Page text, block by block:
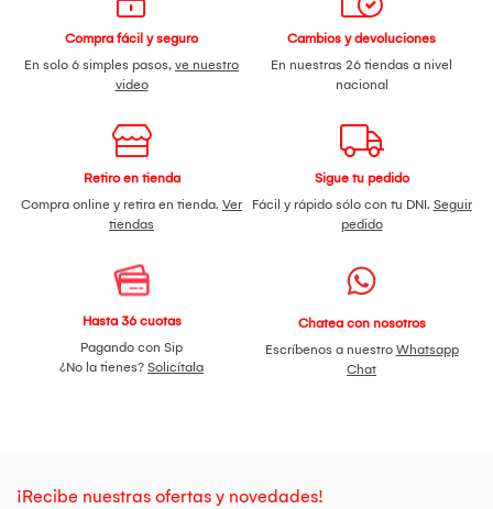
Compra fácil y seguro
En solo 6 simples pasos, ve nuestro
video
Cambios y devoluciones
En nuestras 26 tiendas a nivel
nacional
Retiro en tienda
Compra online y retira en tienda. Ver
tiendas
Sigue tu pedido
Fácil y rápido sólo con tu DNI. Seguir
pedido
Hasta 36 cuotas
Pagando con Sip
¿No la tienes? Solicítala
Chatea con nosotros
Escríbenos a nuestro Whatsapp
Chat
¡Recibe nuestras ofertas y novedades!